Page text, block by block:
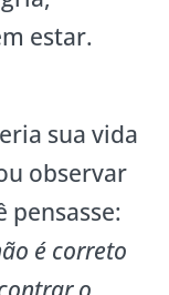
estar.
sua vida
observar
pensasse:
é correto